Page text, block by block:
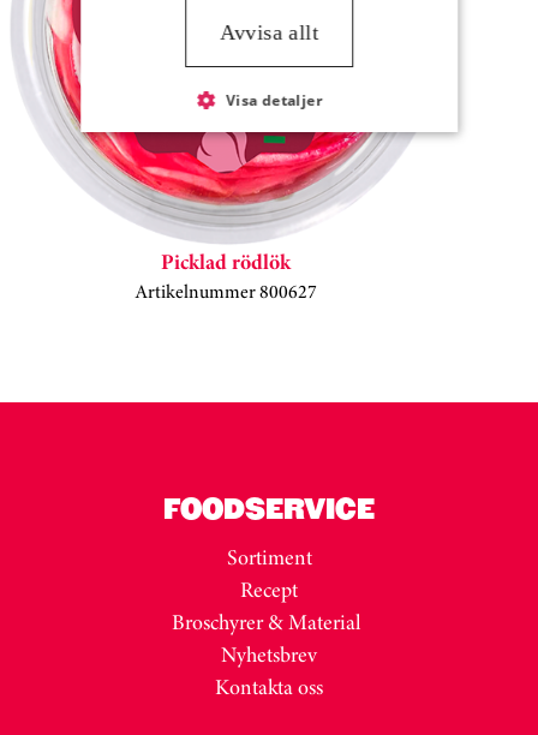
Picklad rödlök
Artikelnummer 800627
FOODSERVICE
Sortiment
Recept
Broschyrer & Material
Nyhetsbrev
Kontakta oss
Avvisa allt
Visa detaljer